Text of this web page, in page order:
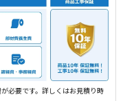
必要です。詳しくはお見積り時